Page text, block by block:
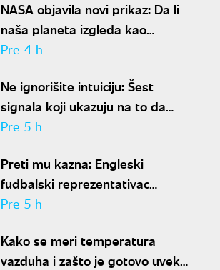
NASA objavila novi prikaz: Da li
naša planeta izgleda kao
krompir ili kao plavi kliker?
Pre 4 h
Ne ignorišite intuiciju: Šest
signala koji ukazuju na to da
partner krije aferu
Pre 5 h
Preti mu kazna: Engleski
fudbalski reprezentativac
optužen za napad u noćnom
Pre 5 h
Kako se meri temperatura
vazduha i zašto je gotovo uvek